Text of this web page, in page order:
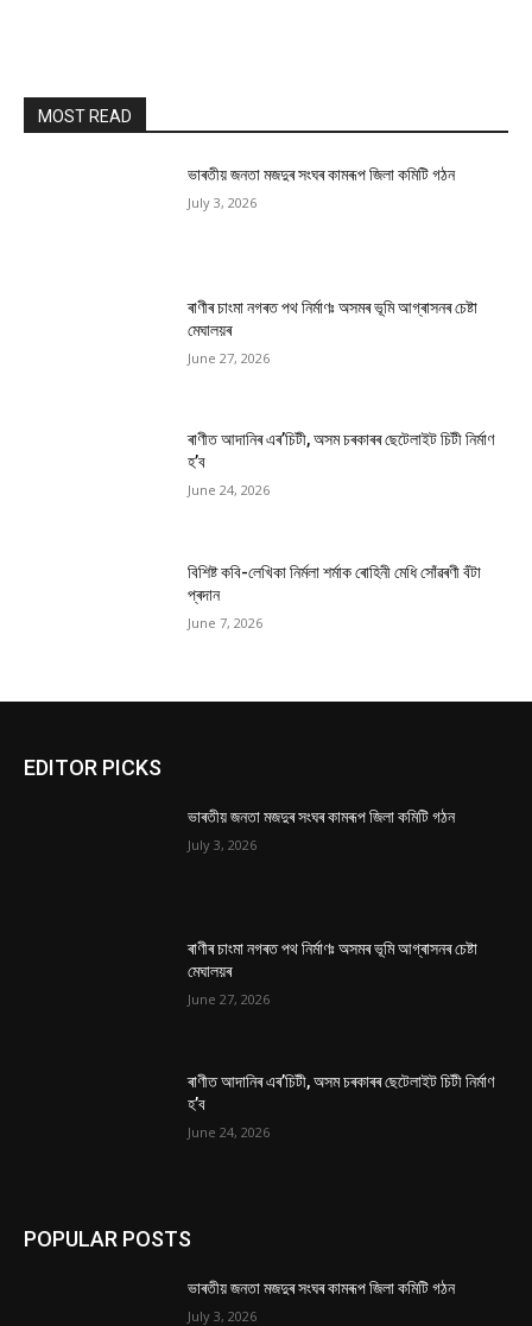
MOST READ
ভাৰতীয় জনতা মজদুৰ সংঘৰ কামৰূপ জিলা কমিটি গঠন
July 3, 2026
ৰাণীৰ চাংমা নগৰত পথ নিৰ্মাণঃ অসমৰ ভূমি আগ্ৰাসনৰ চেষ্টা
মেঘালয়ৰ
June 27, 2026
ৰাণীত আদানিৰ এৰ’চিটী, অসম চৰকাৰৰ ছেটেলাইট চিটী নিৰ্মাণ
হ’ব
June 24, 2026
বিশিষ্ট কবি-লেখিকা নিৰ্মলা শৰ্মাক ৰোহিনী মেধি সোঁৱৰণী বঁটা
প্ৰদান
June 7, 2026
EDITOR PICKS
ভাৰতীয় জনতা মজদুৰ সংঘৰ কামৰূপ জিলা কমিটি গঠন
July 3, 2026
ৰাণীৰ চাংমা নগৰত পথ নিৰ্মাণঃ অসমৰ ভূমি আগ্ৰাসনৰ চেষ্টা
মেঘালয়ৰ
June 27, 2026
ৰাণীত আদানিৰ এৰ’চিটী, অসম চৰকাৰৰ ছেটেলাইট চিটী নিৰ্মাণ
হ’ব
June 24, 2026
POPULAR POSTS
ভাৰতীয় জনতা মজদুৰ সংঘৰ কামৰূপ জিলা কমিটি গঠন
July 3, 2026